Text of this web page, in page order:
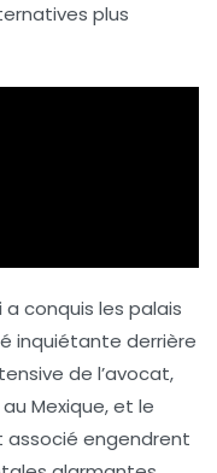
plus
conquis les palais
inquiétante derrière
de l’avocat,
Mexique, et le
associé engendrent